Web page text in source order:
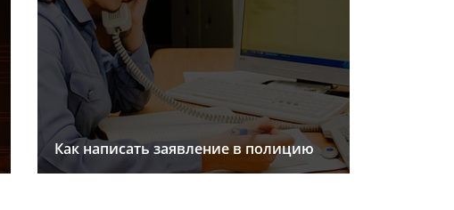
Как написать заявление в полицию